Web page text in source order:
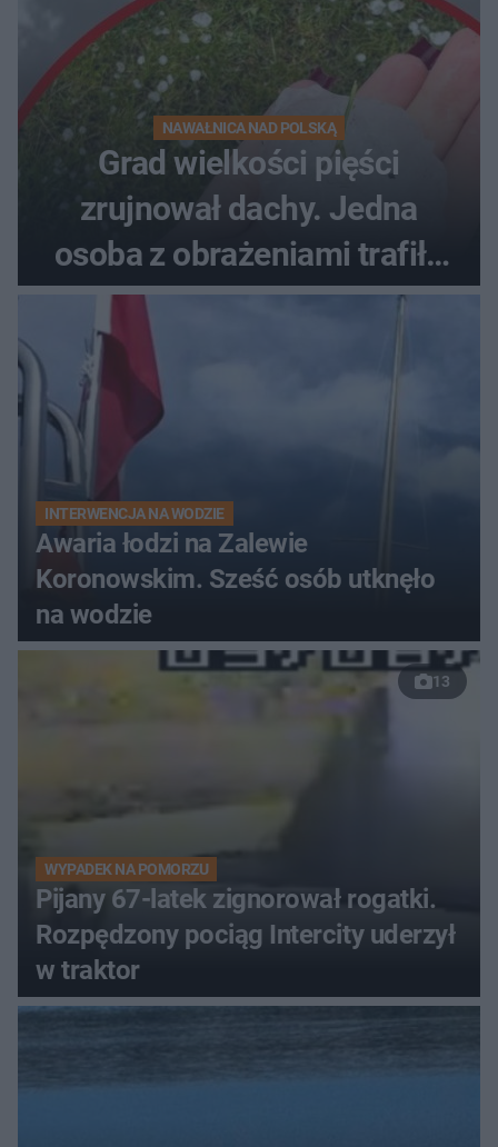
NAWAŁNICA NAD POLSKĄ
Grad wielkości pięści
zrujnował dachy. Jedna
osoba z obrażeniami trafiła
do szpitala
INTERWENCJA NA WODZIE
Awaria łodzi na Zalewie
Koronowskim. Sześć osób utknęło
na wodzie
13
WYPADEK NA POMORZU
Pijany 67-latek zignorował rogatki.
Rozpędzony pociąg Intercity uderzył
w traktor